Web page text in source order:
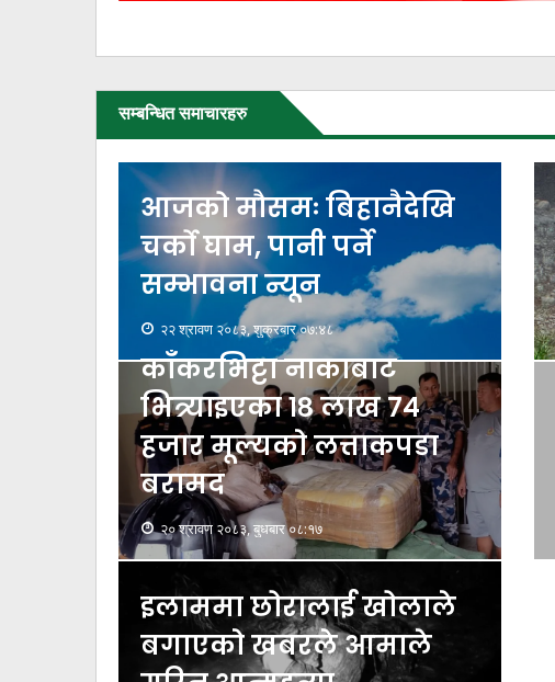
सम्बन्धित समाचारहरु
आजको मौसमः बिहानैदेखि
चर्को घाम, पानी पर्ने
सम्भावना न्यून
२२ श्रावण २०८३, शुक्रबार ०७:४८
काँकरभिट्टा नाकाबाट
भित्र्याइएका १८ लाख ७४
हजार मूल्यकाे लत्ताकपडा
बरामद
२० श्रावण २०८३, बुधबार ०८:१७
इलाममा छोरालाई खोलाले
बगाएकाे खबरले आमाले